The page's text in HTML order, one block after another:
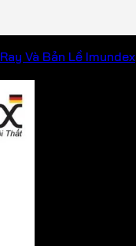
Ray Và Bản Lề Imundex